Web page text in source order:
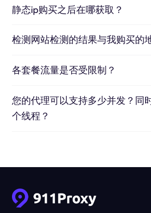
静态ip购买之后在哪获取？
检测网站检测的结果与我购买的
各套餐流量是否受限制？
您的代理可以支持多少并发？同
个线程？